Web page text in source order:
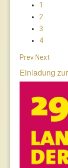
1
2
3
4
PrevNext
Einladung